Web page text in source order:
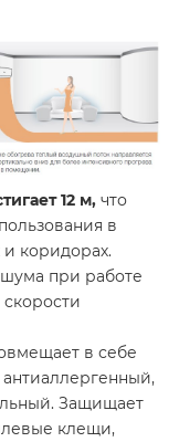
12 м, что
в
коридорах.
при работе
в себе
Защищает
клещи,